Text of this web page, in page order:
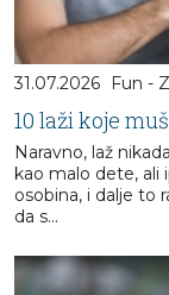
31.07.2026 Fun -
10 laži koje
Naravno, laž
kao malo dete, ali
osobina, i dalje to
da s...